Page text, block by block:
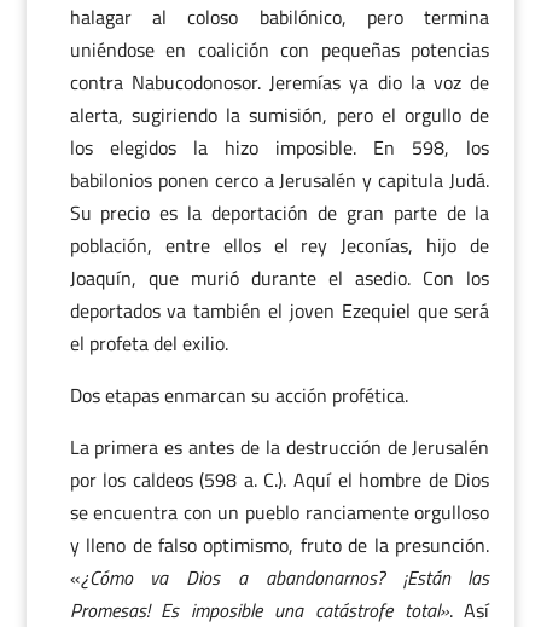
halagar al coloso babilónico, pero termina
uniéndose en coalición con pequeñas potencias
contra Nabucodonosor. Jeremías ya dio la voz de
alerta, sugiriendo la sumisión, pero el orgullo de
los elegidos la hizo imposible. En 598, los
babilonios ponen cerco a Jerusalén y capitula Judá.
Su precio es la deportación de gran parte de la
población, entre ellos el rey Jeconías, hijo de
Joaquín, que murió durante el asedio. Con los
deportados va también el joven Ezequiel que será
el profeta del exilio.
Dos etapas enmarcan su acción profética.
La primera es antes de la destrucción de Jerusalén
por los caldeos (598 a. C.). Aquí el hombre de Dios
se encuentra con un pueblo ranciamente orgulloso
y lleno de falso optimismo, fruto de la presunción.
«¿Cómo va Dios a abandonarnos? ¡Están las
Promesas! Es imposible una catástrofe total». Así